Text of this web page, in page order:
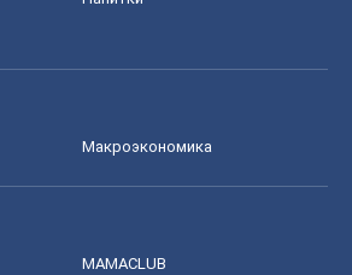
Mакроэкономика
MAMACLUB